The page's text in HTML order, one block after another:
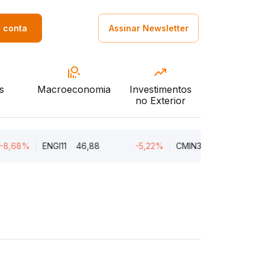
conta Assinar Newsletter
Macroeconomia
Investimentos
no Exterior
ENGI11 46,88 -5,22% CMIN3 5,45